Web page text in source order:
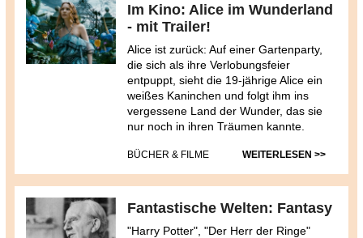
Im Kino: Alice im Wunderland
- mit Trailer!
Alice ist zurück: Auf einer Gartenparty,
die sich als ihre Verlobungsfeier
entpuppt, sieht die 19-jährige Alice ein
weißes Kaninchen und folgt ihm ins
vergessene Land der Wunder, das sie
nur noch in ihren Träumen kannte.
BÜCHER & FILME WEITERLESEN >>
Fantastische Welten: Fantasy
"Harry Potter", "Der Herr der Ringe"